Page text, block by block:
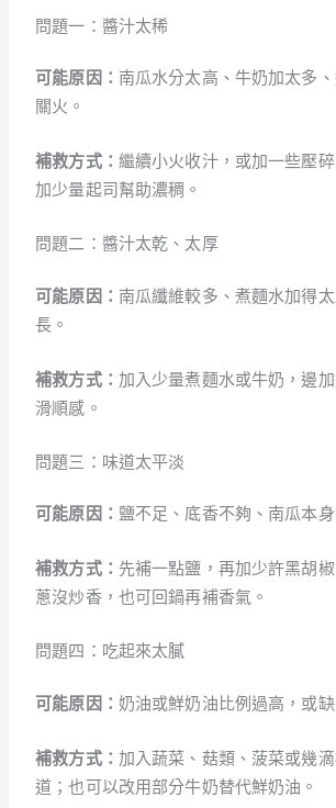
問題一：醬汁太稀
可能原因： 南瓜水分太高、牛奶加太多
關火。
補救方式： 繼續小火收汁，或加一些壓
加少量起司幫助濃稠。
問題二：醬汁太乾、太厚
可能原因： 南瓜纖維較多、煮麵水加得
長。
補救方式： 加入少量煮麵水或牛奶，邊
滑順感。
問題三：味道太平淡
可能原因： 鹽不足、底香不夠、南瓜本身
補救方式： 先補一點鹽，再加少許黑胡
蔥沒炒香，也可回鍋再補香氣。
問題四：吃起來太膩
可能原因： 奶油或鮮奶油比例過高，或
補救方式： 加入蔬菜、菇類、菠菜或幾
道；也可以改用部分牛奶替代鮮奶油。